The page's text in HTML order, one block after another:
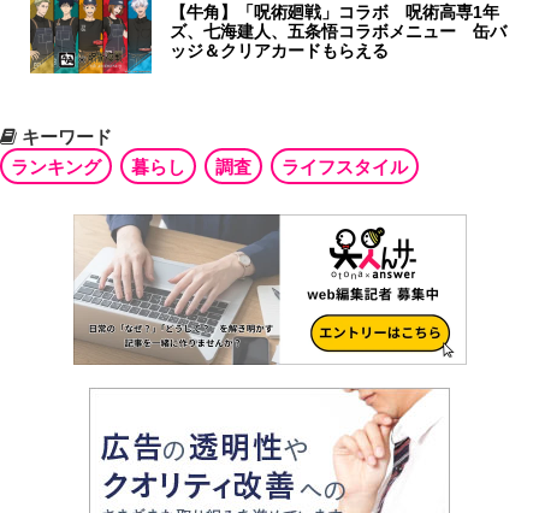
【牛角】「呪術廻戦」コラボ 呪術高専1年
ズ、七海建人、五条悟コラボメニュー 缶バ
ッジ＆クリアカードもらえる
キーワード
ランキング
暮らし 調査 ライフスタイル